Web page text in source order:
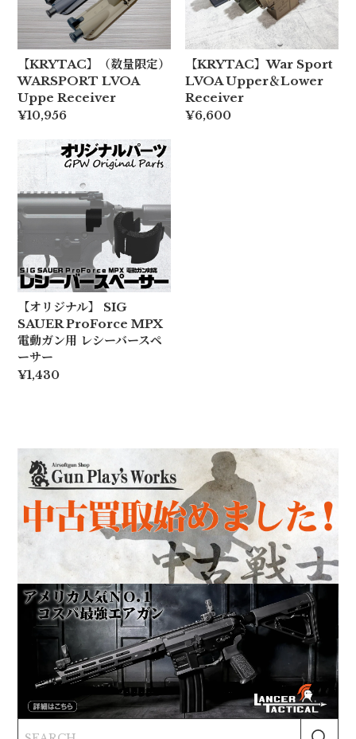
【KRYTAC】（数量限定）
WARSPORT LVOA
Uppe Receiver
¥10,956
【KRYTAC】War Sport
LVOA Upper＆Lower
Receiver
¥6,600
【オリジナル】 SIG
SAUER ProForce MPX
電動ガン用 レシーバースペ
ーサー
¥1,430